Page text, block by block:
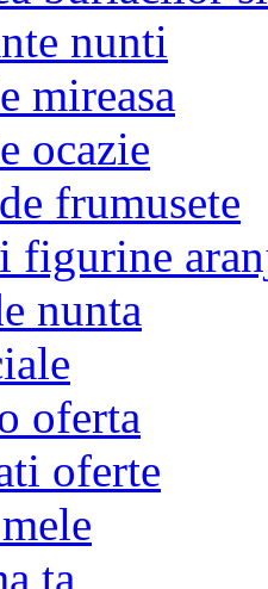
nunti
mireasa
ocazie
frumusete
figurine
nunta
oferta
oferte
ta